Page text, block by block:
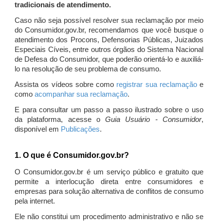
tradicionais de atendimento.
Caso não seja possível resolver sua reclamação por meio
do Consumidor.gov.br, recomendamos que você busque o
atendimento dos Procons, Defensorias Públicas, Juizados
Especiais Cíveis, entre outros órgãos do Sistema Nacional
de Defesa do Consumidor, que poderão orientá-lo e auxiliá-
lo na resolução de seu problema de consumo.
Assista os vídeos sobre como registrar sua reclamaçãoe
como acompanhar sua reclamação.
E para consultar um passo a passo ilustrado sobre o uso
da plataforma, acesse oGuia Usuário - Consumidor,
disponível em Publicações.
1. O que é Consumidor.gov.br?
O Consumidor.gov.br é um serviço público e gratuito que
permite a interlocução direta entre consumidores e
empresas para solução alternativa de conflitos de consumo
pela internet.
Ele não constitui um procedimento administrativo e não se